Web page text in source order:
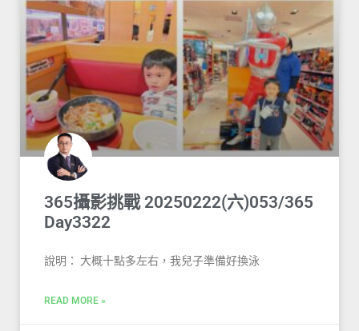
365攝影挑戰 20250222(六)053/365
Day3322
說明： 大概十點多左右，我兒子準備好換泳
READ MORE »